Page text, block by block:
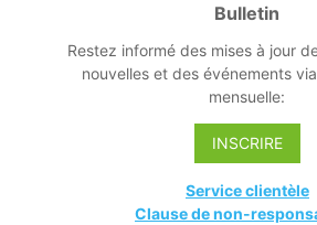
Bulletin
Restez informé des mises à jour
nouvelles et des événements
mensuelle:
INSCRIRE
Service clientèle
Clause de non-